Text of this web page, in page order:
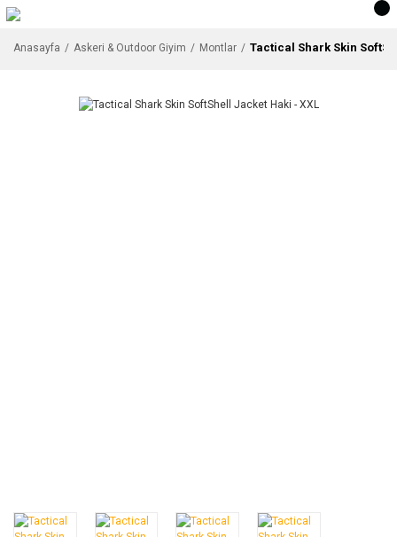
Anasayfa Askeri & Outdoor Giyim Montlar Tactical Shark Skin